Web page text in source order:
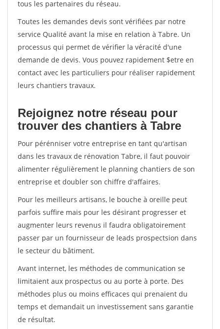
tous les partenaires du réseau.
Toutes les demandes devis sont vérifiées par notre
service Qualité avant la mise en relation à Tabre. Un
processus qui permet de vérifier la véracité d'une
demande de devis. Vous pouvez rapidement $etre en
contact avec les particuliers pour réaliser rapidement
leurs chantiers travaux.
Rejoignez notre réseau pour
trouver des chantiers à Tabre
Pour pérénniser votre entreprise en tant qu'artisan
dans les travaux de rénovation Tabre, il faut pouvoir
alimenter régulièrement le planning chantiers de son
entreprise et doubler son chiffre d'affaires.
Pour les meilleurs artisans, le bouche à oreille peut
parfois suffire mais pour les désirant progresser et
augmenter leurs revenus il faudra obligatoirement
passer par un fournisseur de leads prospectsion dans
le secteur du bâtiment.
Avant internet, les méthodes de communication se
limitaient aux prospectus ou au porte à porte. Des
méthodes plus ou moins efficaces qui prenaient du
temps et demandait un investissement sans garantie
de résultat.